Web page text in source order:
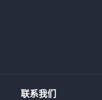
联系我们